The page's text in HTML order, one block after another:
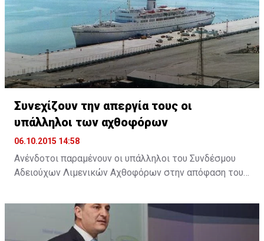
Συμβουλίου και ανάλογων φορέων, σημειώνοντας ότι
θα υπάρχει ακόμη μεγαλύτερη αξιοποίηση του
επιστημονικού προσωπικού ...
Συνεχίζουν την απεργία τους οι
υπάλληλοι των αχθοφόρων
06.10.2015 14:58
Ανένδοτοι παραμένουν οι υπάλληλοι του Συνδέσμου
Αδειούχων Λιμενικών Αχθοφόρων στην απόφαση τους
άμεση καταβολή της αποζημίωσης που συμφωνήθηκε,
στο πλαίσιο της εμπορικοποίησης των υπηρεσιών του
λιμανιού.